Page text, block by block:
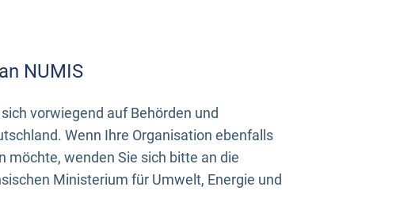
NUMIS
vorwiegend auf Behörden und
Wenn Ihre Organisation ebenfalls
wenden Sie sich bitte an die
Ministerium für Umwelt, Energie und